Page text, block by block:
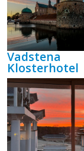
Vadstena
Klosterhotel